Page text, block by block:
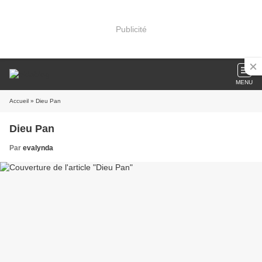
Publicité
MENU
Accueil » Dieu Pan
Dieu Pan
Par evalynda